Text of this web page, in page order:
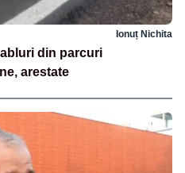
Ionuț Nichita
din parcuri
arestate